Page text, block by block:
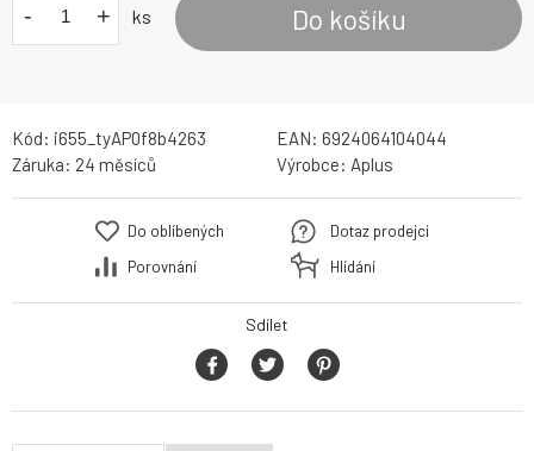
- + ks Do košíku
Kód: i655_tyAP0f8b4263 EAN: 6924064104044
Záruka: 24 měsíců Výrobce: Aplus
Do oblíbených
Porovnání
Dotaz prodejci
Hlídání
Sdílet